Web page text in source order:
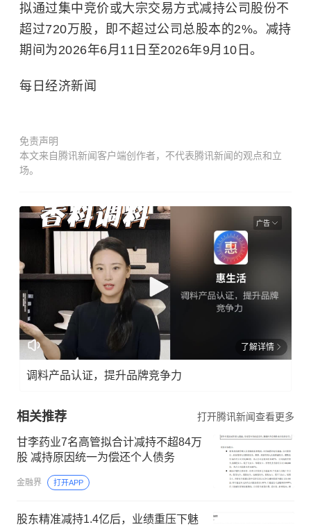
拟通过集中竞价或大宗交易方式减持公司股份不
超过720万股，即不超过公司总股本的2%。减持
期间为2026年6月11日至2026年9月10日。
每日经济新闻
免责声明
本文来自腾讯新闻客户端创作者，不代表腾讯新闻的观点和立
场。
广告
了解详情
调料产品认证，提升品牌竞争力
相关推荐 打开腾讯新闻查看更多
甘李药业7名高管拟合计减持不超84万
股 减持原因统一为偿还个人债务
金融界 打开APP
股东精准减持1.4亿后，业绩重压下魅